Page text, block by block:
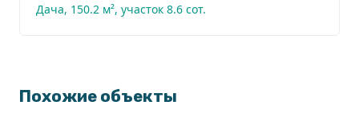
Дача, 150.2 м², участок 8.6 сот.
Похожие объекты